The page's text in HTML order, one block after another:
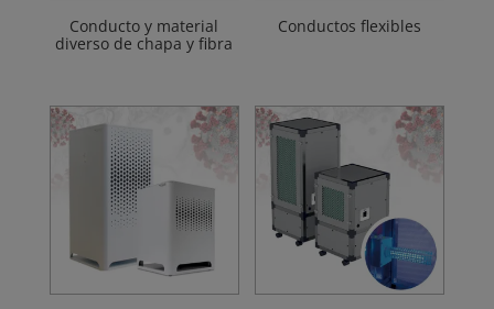
Conducto y material
diverso de chapa y fibra
Conductos flexibles